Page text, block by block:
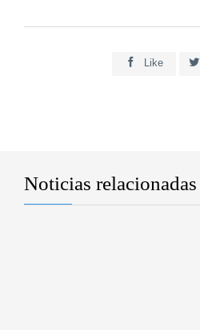
 Like 
Noticias relacionadas